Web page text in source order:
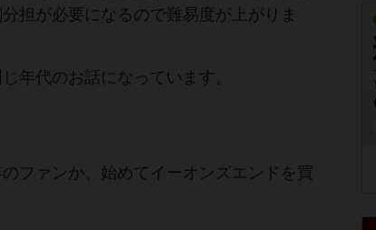
担が必要になるので難易度が上がりま
年代のお話になっています。
ファンか、始めてイーオンズエンドを買